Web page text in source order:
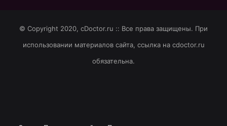
© Copyright 2020, cDoctor.ru :: Все права защищены. При
использовании материалов сайта, ссылка на cdoctor.ru
обязательна.